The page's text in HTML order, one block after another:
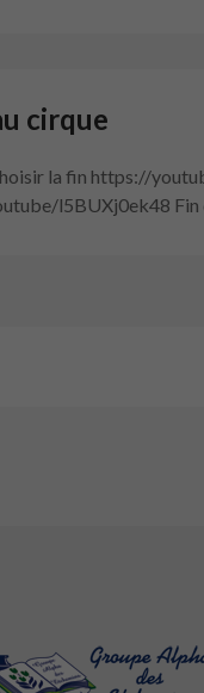
cirque
la fin https://
l5BUXj0ek48 Fin